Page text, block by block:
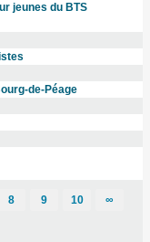
jeunes du BTS
de-Péage
8 9 10 ∞